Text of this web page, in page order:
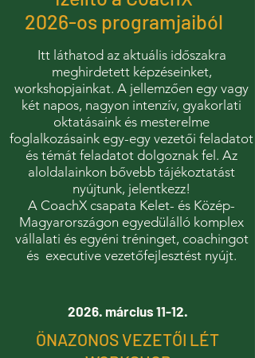
2026-os programjaiból
Itt láthatod az aktuális időszakra
meghirdetett képzéseinket,
workshopjainkat. A jellemzően egy vagy
két napos, nagyon intenzív, gyakorlati
oktatásaink és mesterelme
foglalkozásaink egy-egy vezetői feladatot
és témát feladatot dolgoznak fel. Az
aloldalainkon bővebb tájékoztatást
nyújtunk, jelentkezz!
A CoachX csapata Kelet- és Közép-
Magyarországon egyedülálló komplex
vállalati és egyéni tréninget, coachingot
és executive vezetőfejlesztést nyújt.
2026. március 11-12.
ÖNAZONOS VEZETŐI LÉT